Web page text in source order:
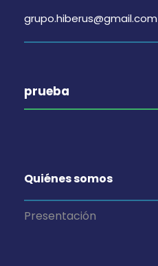
grupo.hiberus@gmail.com
prueba
Quiénes somos
Presentación